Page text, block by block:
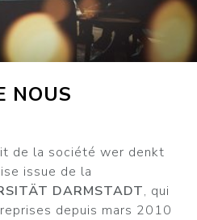
NOUS
de la société wer denkt
issue de la
DARMSTADT, qui
depuis mars 2010